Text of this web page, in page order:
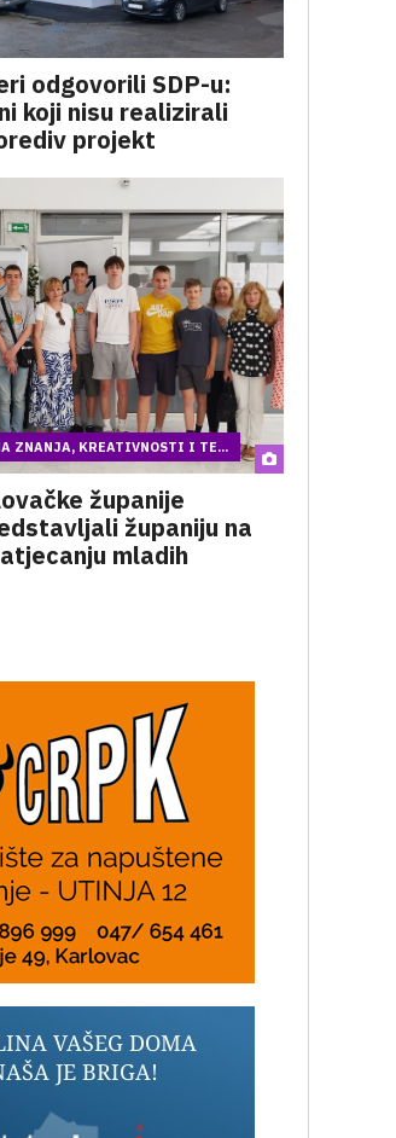
odgovorili SDP-u:
koji nisu realizirali
projekt
ZNANJA, KREATIVNOSTI I TE...
županije
županiju na
mladih